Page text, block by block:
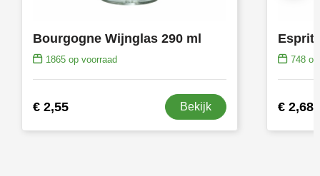
Bourgogne Wijnglas 290 ml
1865op voorraad
€ 2,55 Bekijk
Esprit
748op
€ 2,68